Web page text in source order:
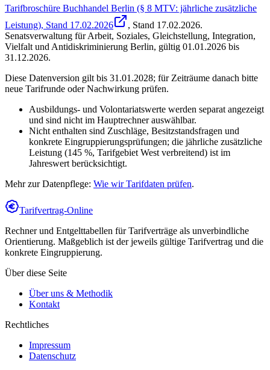
Tarifbroschüre Buchhandel Berlin (§ 8 MTV: jährliche zusätzliche
Leistung), Stand 17.02.2026
, Stand 17.02.2026.
Senatsverwaltung für Arbeit, Soziales, Gleichstellung, Integration,
Vielfalt und Antidiskriminierung Berlin, gültig 01.01.2026 bis
31.12.2026.
Diese Datenversion gilt bis 31.01.2028; für Zeiträume danach bitte
neue Tarifrunde oder Nachwirkung prüfen.
Ausbildungs- und Volontariatswerte werden separat angezeigt
und sind nicht im Hauptrechner auswählbar.
Nicht enthalten sind Zuschläge, Besitzstandsfragen und
konkrete Eingruppierungsprüfungen; die jährliche zusätzliche
Leistung (145 %, Tarifgebiet West verbreitend) ist im
Jahreswert berücksichtigt.
Mehr zur Datenpflege: Wie wir Tarifdaten prüfen.
Tarifvertrag-Online
Rechner und Entgelttabellen für Tarifverträge als unverbindliche
Orientierung. Maßgeblich ist der jeweils gültige Tarifvertrag und die
konkrete Eingruppierung.
Über diese Seite
Über uns & Methodik
Kontakt
Rechtliches
Impressum
Datenschutz